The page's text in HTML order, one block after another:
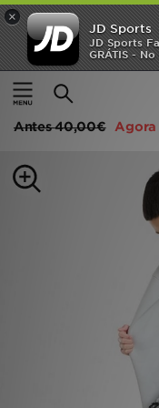
×
JD Sports
JD Sports
GRÁTIS -
Página principal
Supply & Demand
Antes40,00€ Agora
INÍCIO
Promoções
MULHER